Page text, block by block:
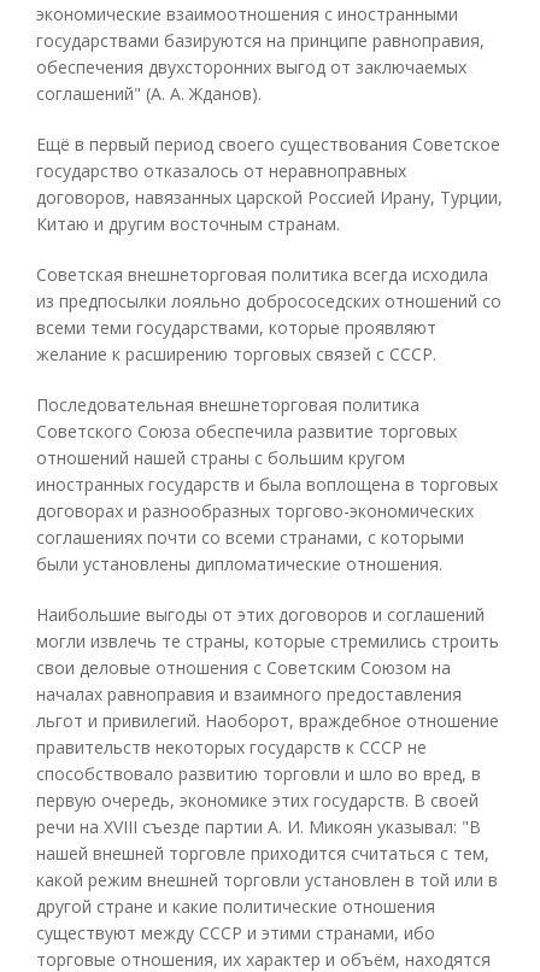
экономические взаимоотношения с иностранными
государствами базируются на принципе равноправия,
обеспечения двухсторонних выгод от заключаемых
соглашений" (А. А. Жданов).
Ещё в первый период своего существования Советское
государство отказалось от неравноправных
договоров, навязанных царской Россией Ирану, Турции,
Китаю и другим восточным странам.
Советская внешнеторговая политика всегда исходила
из предпосылки лояльно добрососедских отношений со
всеми теми государствами, которые проявляют
желание к расширению торговых связей с СССР.
Последовательная внешнеторговая политика
Советского Союза обеспечила развитие торговых
отношений нашей страны с большим кругом
иностранных государств и была воплощена в торговых
договорах и разнообразных торгово-экономических
соглашениях почти со всеми странами, с которыми
были установлены дипломатические отношения.
Наибольшие выгоды от этих договоров и соглашений
могли извлечь те страны, которые стремились строить
свои деловые отношения с Советским Союзом на
началах равноправия и взаимного предоставления
льгот и привилегий. Наоборот, враждебное отношение
правительств некоторых государств к СССР не
способствовало развитию торговли и шло во вред, в
первую очередь, экономике этих государств. В своей
речи на XVIII съезде партии А. И. Микоян указывал: "В
нашей внешней торговле приходится считаться с тем,
какой режим внешней торговли установлен в той или в
другой стране и какие политические отношения
существуют между СССР и этими странами, ибо
торговые отношения, их характер и объём, находятся